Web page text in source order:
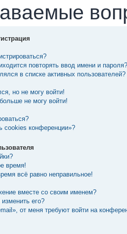
повторять ввод имени и пароля?
в списке активных пользователей?
но не могу войти!
не могу войти!
cookies конференции»?
время!
всё равно неправильное!
вместе со своим именем?
его?
от меня требуют войти на